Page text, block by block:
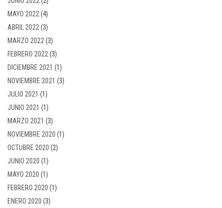
MAYO 2022 (4)
ABRIL 2022 (3)
MARZO 2022 (3)
FEBRERO 2022 (3)
DICIEMBRE 2021 (1)
NOVIEMBRE 2021 (3)
JULIO 2021 (1)
JUNIO 2021 (1)
MARZO 2021 (3)
NOVIEMBRE 2020 (1)
OCTUBRE 2020 (2)
JUNIO 2020 (1)
MAYO 2020 (1)
FEBRERO 2020 (1)
ENERO 2020 (3)